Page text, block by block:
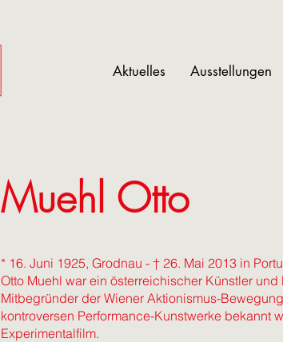
Aktuelles Ausstellungen
Muehl Otto
* 16. Juni 1925, Grodnau - † 26. Mai 2013 in
Otto Muehl war ein österreichischer Künstler
Mitbegründer der Wiener Aktionismus-
kontroversen Performance-Kunstwerke bekannt
Experimentalfilm.